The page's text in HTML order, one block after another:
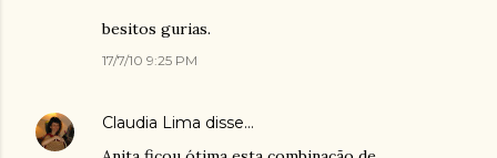
besitos gurias.
17/7/10 9:25 PM
Claudia Lima disse…